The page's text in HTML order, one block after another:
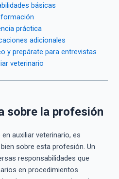
básicas
práctica
adicionales
y prepárate para entrevistas
veterinario
sobre la profesión
auxiliar veterinario, es
sobre esta profesión. Un
responsabilidades que
en procedimientos